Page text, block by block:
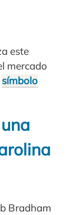
este
mercado
símbolo
Bradham